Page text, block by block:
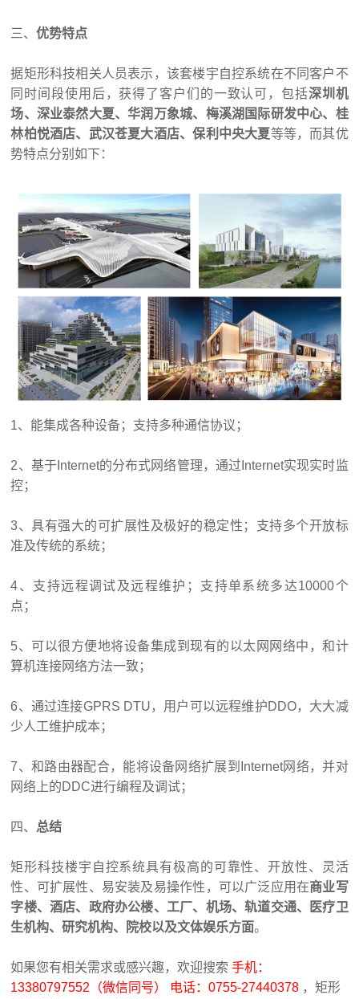
三、优势特点
据矩形科技相关人员表示，该套楼宇自控系统在不同客户不
同时间段使用后，获得了客户们的一致认可，包括深圳机
场、深业泰然大夏、华润万象城、梅溪湖国际研发中心、桂
林柏悦酒店、武汉苍夏大酒店、保利中央大夏等等，而其优
势特点分别如下：
1、能集成各种设备；支持多种通信协议；
2、基于Internet的分布式网络管理，通过Internet实现实时监
控；
3、具有强大的可扩展性及极好的稳定性；支持多个开放标
准及传统的系统；
4、支持远程调试及远程维护；支持单系统多达10000个
点；
5、可以很方便地将设备集成到现有的以太网网络中，和计
算机连接网络方法一致；
6、通过连接GPRS DTU，用户可以远程维护DDO，大大减
少人工维护成本；
7、和路由器配合，能将设备网络扩展到Internet网络，并对
网络上的DDC进行编程及调试；
四、 总结
矩形科技楼宇自控系统具有极高的可靠性、开放性、灵活
性、可扩展性、易安装及易操作性，可以广泛应用在商业写
字楼、酒店、政府办公楼、工厂、机场、轨道交通、医疗卫
生机构、研究机构、院校以及文体娱乐方面。
如果您有相关需求或感兴趣，欢迎搜索手机：
13380797552（微信同号） 电话：0755-27440378 ，矩形